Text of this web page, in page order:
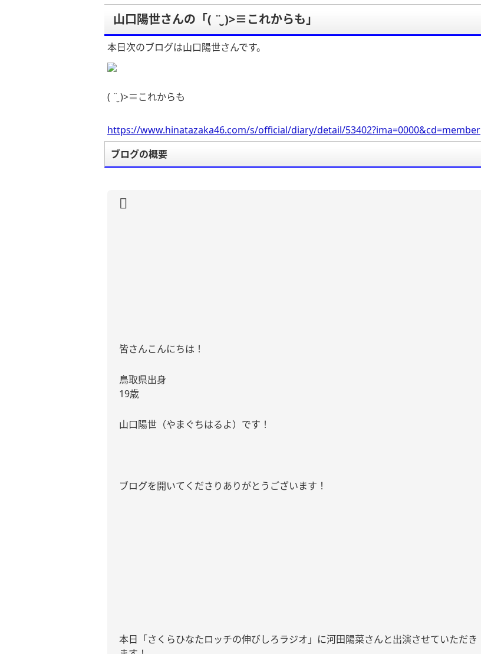
山口陽世さんの「( ¨̮ )>≡これからも」
本日次のブログは山口陽世さんです。
( ¨̮ )>≡これからも
https://www.hinatazaka46.com/s/official/diary/detail/53402?ima=0000&cd=member
ブログの概要
皆さんこんにちは！
鳥取県出身
19歳
山口陽世（やまぐちはるよ）です！
ブログを開いてくださりありがとうございます！
本日「さくらひなたロッチの伸びしろラジオ」に河田陽菜さんと出演させていただき